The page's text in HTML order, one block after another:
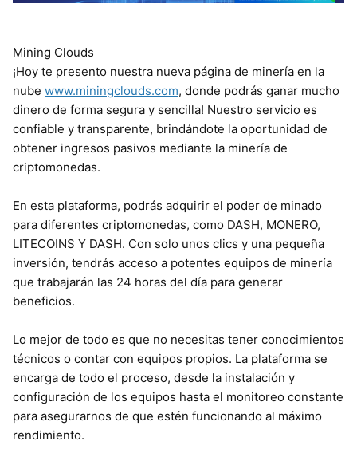
Mining Clouds
¡Hoy te presento nuestra nueva página de minería en la
nube www.miningclouds.com, donde podrás ganar mucho
dinero de forma segura y sencilla! Nuestro servicio es
confiable y transparente, brindándote la oportunidad de
obtener ingresos pasivos mediante la minería de
criptomonedas.
En esta plataforma, podrás adquirir el poder de minado
para diferentes criptomonedas, como DASH, MONERO,
LITECOINS Y DASH. Con solo unos clics y una pequeña
inversión, tendrás acceso a potentes equipos de minería
que trabajarán las 24 horas del día para generar
beneficios.
Lo mejor de todo es que no necesitas tener conocimientos
técnicos o contar con equipos propios. La plataforma se
encarga de todo el proceso, desde la instalación y
configuración de los equipos hasta el monitoreo constante
para asegurarnos de que estén funcionando al máximo
rendimiento.